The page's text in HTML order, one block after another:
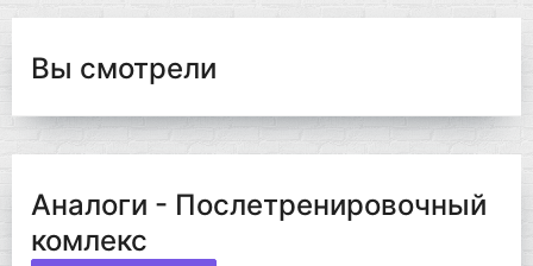
Вы смотрели
Аналоги - Послетренировочный
комлекс